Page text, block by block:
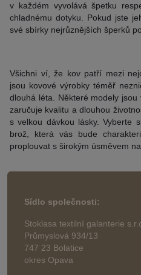
v každém vyvolává špetku
chladnému dotyku. Pokud jste
své sbírky nejrůznějších šperků
Všichni ví, že kov patří mezi
jsou kovové výrobky téměř
dlouhá léta. Některé modely
zaručuje kvalitu a dlouhou
s velkou dávkou lásky. Vyberte
brož, která vás bude
proplouvat s širokým úsměvem na
Sídlo společnosti:
Stoklasa textilní galanterie
Průmyslová 934/13
747 23 Bolatice
okres Opava